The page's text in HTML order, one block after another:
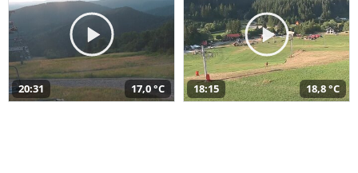
20:31 17,0 °C 18:15 18,8 °C